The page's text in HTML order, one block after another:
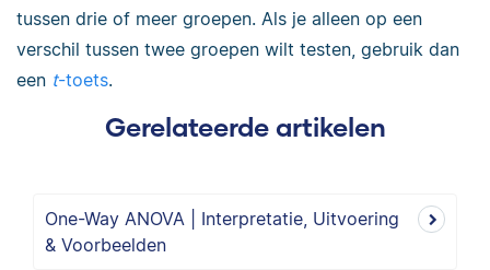
tussen drie of meer groepen. Als je alleen op een
verschil tussen twee groepen wilt testen, gebruik dan
een t-toets.
Gerelateerde artikelen
One-Way ANOVA | Interpretatie, Uitvoering
& Voorbeelden